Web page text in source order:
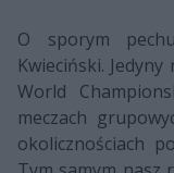
O sporym
Kwieciński.
World
meczach
okolicznościach